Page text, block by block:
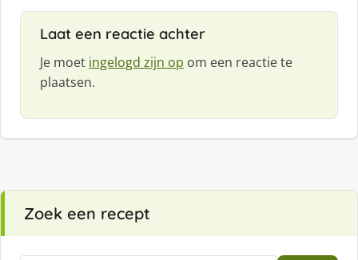
Laat een reactie achter
Je moet ingelogd zijn op om een reactie te
plaatsen.
Zoek een recept